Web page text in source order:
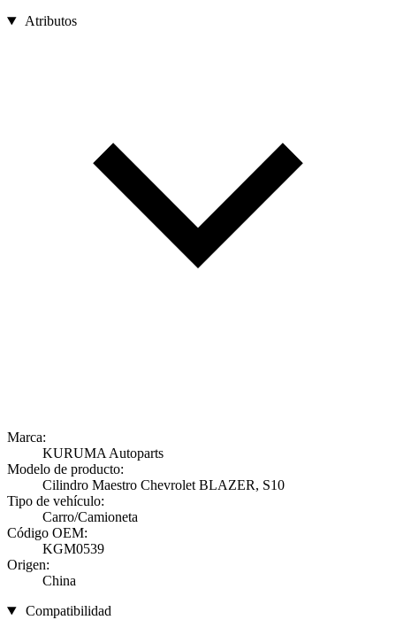
Atributos
Marca:
KURUMA Autoparts
Modelo de producto:
Cilindro Maestro Chevrolet BLAZER, S10
Tipo de vehículo:
Carro/Camioneta
Código OEM:
KGM0539
Origen:
China
Compatibilidad